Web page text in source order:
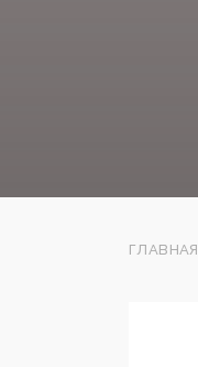
ГЛАВНАЯ